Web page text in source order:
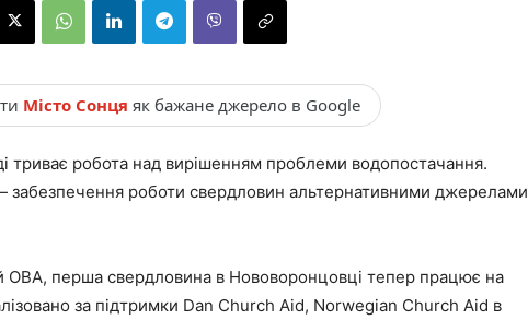
Місто Сонця як бажане джерело в Google
триває робота над вирішенням проблеми водопостачання.
забезпечення роботи свердловин альтернативними джерелами
ОВА, перша свердловина в Нововоронцовці тепер працює на
за підтримки Dan Church Aid, Norwegian Church Aid в